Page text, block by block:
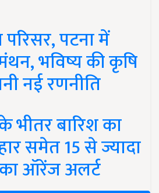
पटना में
भविष्य की कृषि
नई रणनीति
भीतर बारिश का
समेत 15 से ज्यादा
ऑरेंज अलर्ट